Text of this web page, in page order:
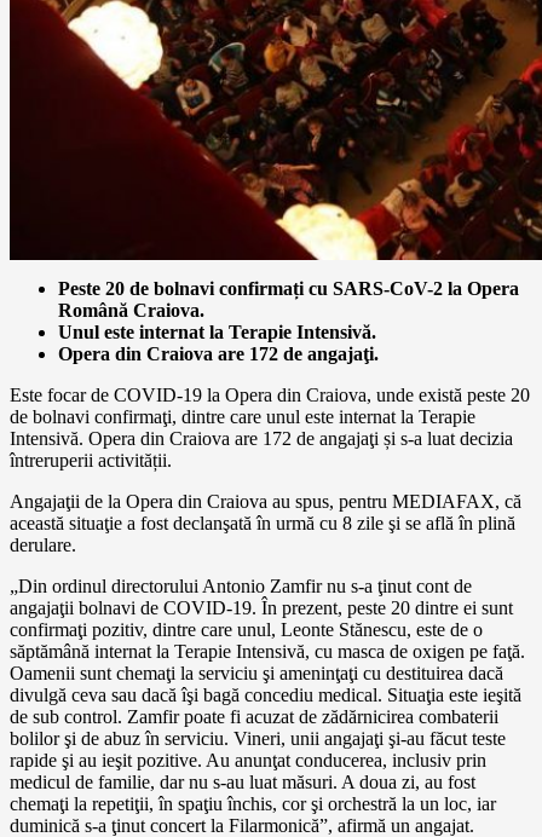
Peste 20 de bolnavi confirmați cu SARS-CoV-2 la Opera
Română Craiova.
Unul este internat la Terapie Intensivă.
Opera din Craiova are 172 de angajaţi.
Este focar de COVID-19 la Opera din Craiova, unde există peste 20
de bolnavi confirmaţi, dintre care unul este internat la Terapie
Intensivă. Opera din Craiova are 172 de angajaţi și s-a luat decizia
întreruperii activității.
Angajaţii de la Opera din Craiova au spus, pentru MEDIAFAX, că
această situaţie a fost declanşată în urmă cu 8 zile şi se află în plină
derulare.
„Din ordinul directorului Antonio Zamfir nu s-a ţinut cont de
angajaţii bolnavi de COVID-19. În prezent, peste 20 dintre ei sunt
confirmaţi pozitiv, dintre care unul, Leonte Stănescu, este de o
săptămână internat la Terapie Intensivă, cu masca de oxigen pe faţă.
Oamenii sunt chemaţi la serviciu şi ameninţaţi cu destituirea dacă
divulgă ceva sau dacă îşi bagă concediu medical. Situaţia este ieşită
de sub control. Zamfir poate fi acuzat de zădărnicirea combaterii
bolilor şi de abuz în serviciu. Vineri, unii angajaţi şi-au făcut teste
rapide şi au ieşit pozitive. Au anunţat conducerea, inclusiv prin
medicul de familie, dar nu s-au luat măsuri. A doua zi, au fost
chemaţi la repetiţii, în spaţiu închis, cor şi orchestră la un loc, iar
duminică s-a ţinut concert la Filarmonică”, afirmă un angajat.